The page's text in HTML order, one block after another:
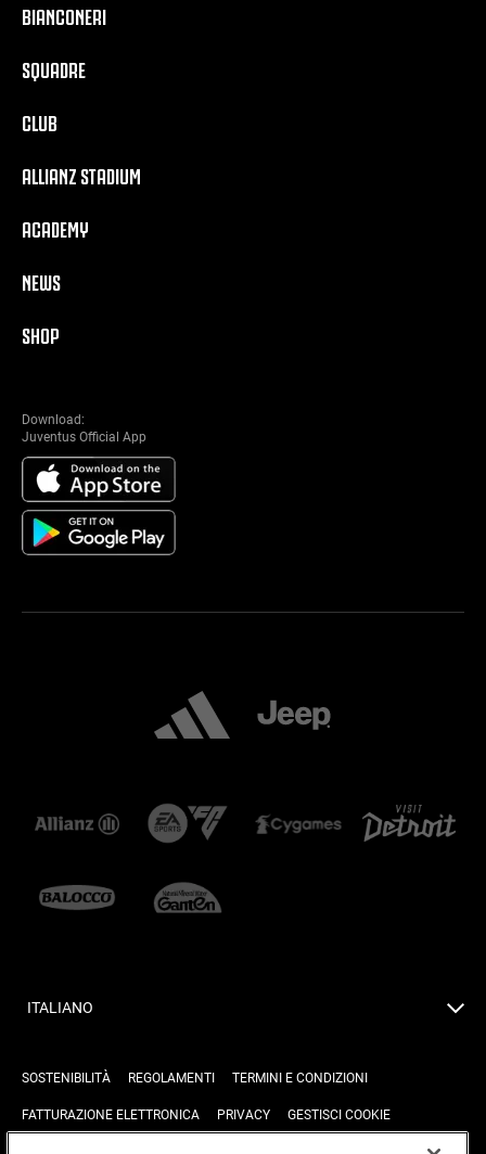
BIANCONERI
SQUADRE
CLUB
ALLIANZ STADIUM
ACADEMY
NEWS
SHOP
Download:
Juventus Official App
ITALIANO
SOSTENIBILITÀ REGOLAMENTI TERMINI E CONDIZIONI
FATTURAZIONE ELETTRONICA PRIVACY GESTISCI COOKIE